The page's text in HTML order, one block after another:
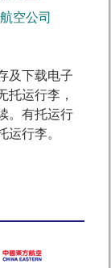
空公司
及下载电子
托运行李，
。有托运行
行李。